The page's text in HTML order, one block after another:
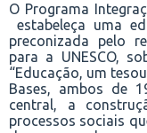
O Programa
estabeleça uma
preconizada pelo
para a UNESCO,
“Educação, um
Bases, ambos de
central, a
processos sociais